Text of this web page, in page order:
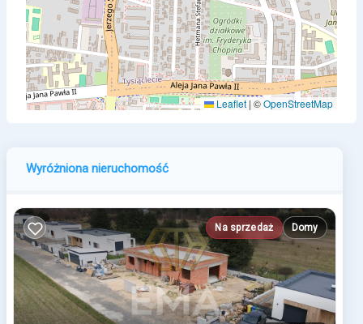
Leaflet | ©OpenStreetMap
Wyróżniona nieruchomość
Na sprzedaż Domy